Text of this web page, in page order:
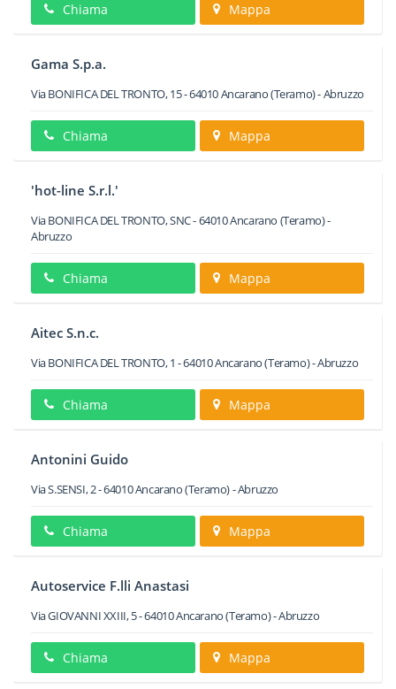
Chiama Mappa
Gama S.p.a.
Via BONIFICA DEL TRONTO, 15-64010Ancarano(Teramo) -Abruzzo
Chiama Mappa
'hot-line S.r.l.'
Via BONIFICA DEL TRONTO, SNC-64010Ancarano (Teramo) -
Abruzzo
Chiama Mappa
Aitec S.n.c.
Via BONIFICA DEL TRONTO, 1 -64010Ancarano(Teramo) -Abruzzo
Chiama Mappa
Antonini Guido
Via S.SENSI, 2-64010Ancarano(Teramo) -Abruzzo
Chiama Mappa
Autoservice F.lli Anastasi
Via GIOVANNI XXIII, 5-64010Ancarano(Teramo) -Abruzzo
Chiama Mappa